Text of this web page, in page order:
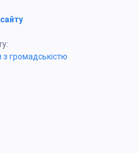
з громадськістю